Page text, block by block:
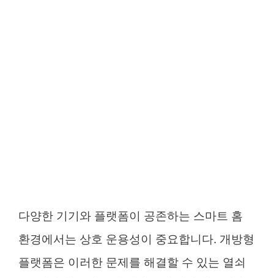
다양한 기기와 플랫폼이 공존하는 스마트 홈
환경에서는 상호 운용성이 중요합니다. 개방형
플랫폼은 이러한 문제를 해결할 수 있는 열쇠